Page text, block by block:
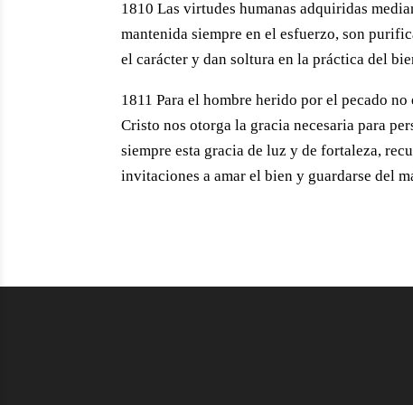
1810 Las virtudes humanas adquiridas
mantenida siempre en el esfuerzo, son
el carácter y dan soltura en la práctica del
1811 Para el hombre herido por el pecado
Cristo nos otorga la gracia necesaria para
siempre esta gracia de luz y de fortaleza,
invitaciones a amar el bien y guardarse del